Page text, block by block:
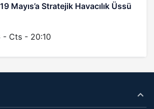
Mayıs’a Stratejik Havacılık Üssü
- Cts - 20:10